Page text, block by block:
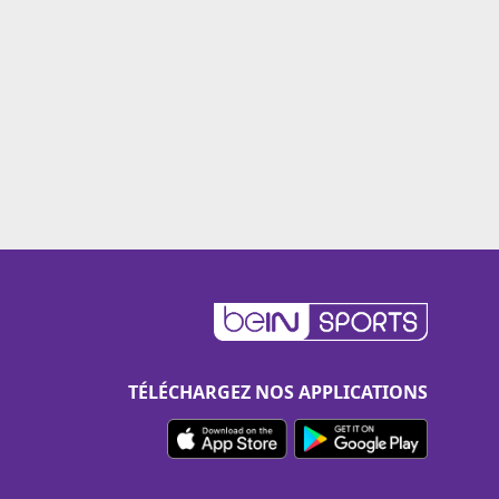
TÉLÉCHARGEZ NOS APPLICATIONS